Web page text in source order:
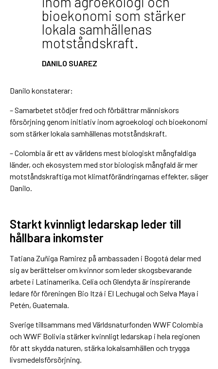
bioekonomi som stärker
lokala samhällenas
motståndskraft.
DANILO SUAREZ
Danilo konstaterar:
– Samarbetet stödjer fred och förbättrar människors
försörjning genom initiativ inom agroekologi och bioekonomi
som stärker lokala samhällenas motståndskraft.
– Colombia är ett av världens mest biologiskt mångfaldiga
länder, och ekosystem med stor biologisk mångfald är mer
motståndskraftiga mot klimatförändringarnas effekter, säger
Danilo.
Starkt kvinnligt ledarskap leder till
hållbara inkomster
Tatiana Zuñiga Ramirez på ambassaden i Bogotá delar med
sig av berättelser om kvinnor som leder skogsbevarande
arbete i Latinamerika. Celia och Glendyta är inspirerande
ledare för föreningen Bio Itzá i El Lechugal och Selva Maya i
Petén, Guatemala.
Sverige tillsammans med Världsnaturfonden WWF Colombia
och WWF Bolivia stärker kvinnligt ledarskap i hela regionen
för att skydda naturen, stärka lokalsamhällen och trygga
livsmedelsförsörjning.